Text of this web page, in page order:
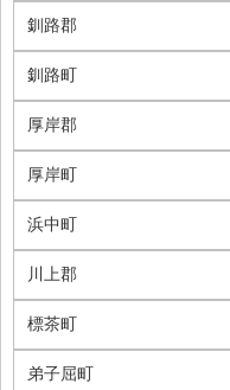
釧路郡
釧路町
厚岸郡
厚岸町
浜中町
川上郡
標茶町
弟子屈町